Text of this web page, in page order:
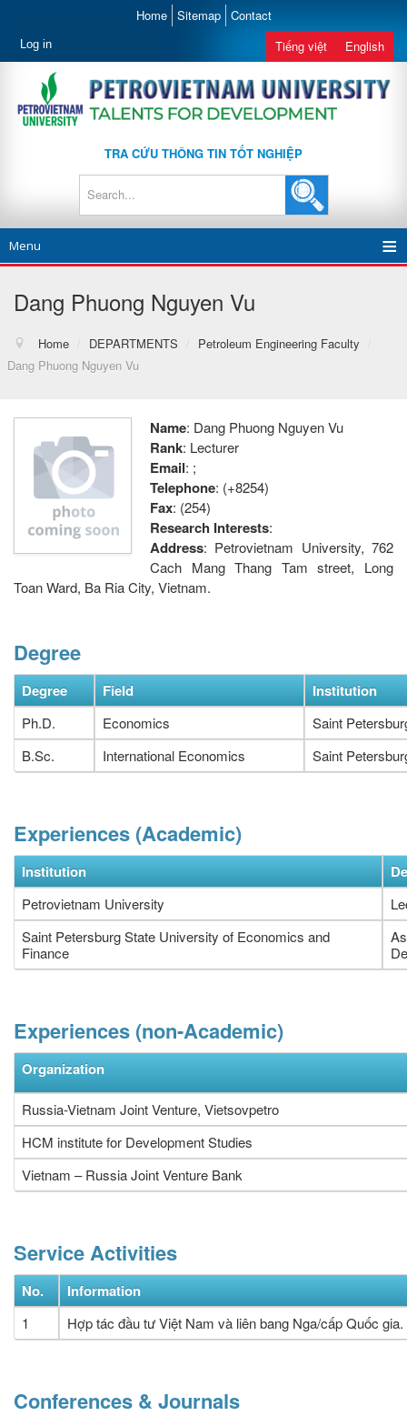
Home Sitemap Contact
Log in Tiếng việt English
TRA CỨU THÔNG TIN TỐT NGHIỆP
Menu
Dang Phuong Nguyen Vu
Home / DEPARTMENTS / Petroleum Engineering Faculty
/
Dang Phuong Nguyen Vu
Name: Dang Phuong Nguyen Vu
Rank: Lecturer
Email: ;
Telephone: (+8254)
Fax: (254)
Research Interests:
Address: Petrovietnam University, 762
Cach Mang Thang Tam street, Long
Toan Ward, Ba Ria City, Vietnam.
Degree
Degree Field Institution
Ph.D. Economics
Saint
B.Sc.
International Economics Saint
Experiences (Academic)
Institution
Petrovietnam University
Saint Petersburg State University of Economics and
Finance
Experiences (non-Academic)
Organization
Russia-Vietnam Joint Venture, Vietsovpetro
HCM institute for Development Studies
Vietnam – Russia Joint Venture Bank
Service Activities
No. Information
1 Hợp tác đầu tư Việt Nam và liên bang Nga/cấp Quốc
Conferences & Journals